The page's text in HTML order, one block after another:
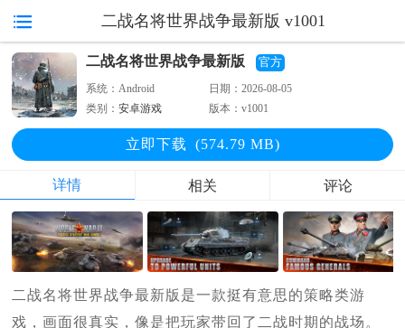
二战名将世界战争最新版 v1001
二战名将世界战争最新版 官方
系统：Android 日期：2026-08-05
类别：安卓游戏 版本：v1001
立即下载 (574.79 MB)
详情 相关 评论
二战名将世界战争最新版是一款挺有意思的策略类游
戏，画面很真实，像是把玩家带回了二战时期的战场。